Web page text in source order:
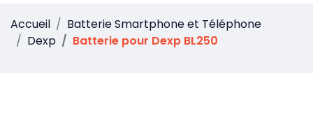
Accueil
Batterie Smartphone et Téléphone
Dexp
Batterie pour Dexp BL250